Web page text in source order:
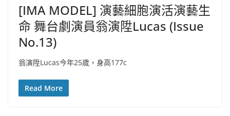
[IMA MODEL] 演藝細胞演活演藝生
命 舞台劇演員翁演陞Lucas (Issue
No.13)
翁演陞Lucas今年25歲，身高177c
Read More